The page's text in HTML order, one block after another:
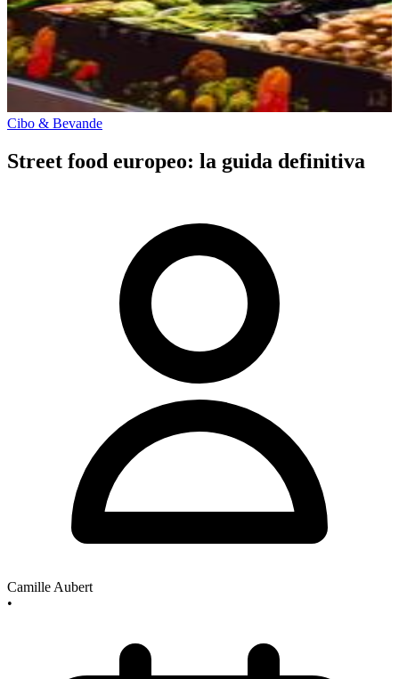
Cibo & Bevande
Street food europeo: la guida definitiva
Camille Aubert
•